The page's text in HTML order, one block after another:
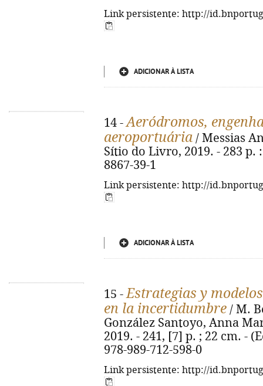
Link persistente: http://
ADICIONAR À LISTA
14 -Aeródromos,
aeroportuária / Messias
Sítio do Livro, 2019. - 283 p.
8867-39-1
Link persistente: http://
ADICIONAR À LISTA
15 -Estrategias y
en la incertidumbre / M.
González Santoyo, Anna
2019. - 241, [7] p. ; 22 cm. -
978-989-712-598-0
Link persistente: http://